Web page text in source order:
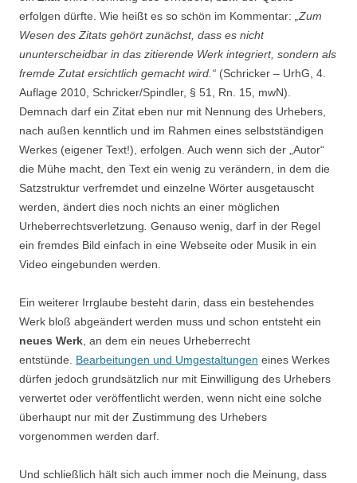
erfolgen dürfte. Wie heißt es so schön im Kommentar: „Zum
Wesen des Zitats gehört zunächst, dass es nicht
ununterscheidbar in das zitierende Werk integriert, sondern als
fremde Zutat ersichtlich gemacht wird.“ (Schricker – UrhG, 4.
Auflage 2010, Schricker/Spindler, § 51, Rn. 15, mwN).
Demnach darf ein Zitat eben nur mit Nennung des Urhebers,
nach außen kenntlich und im Rahmen eines selbstständigen
Werkes (eigener Text!), erfolgen. Auch wenn sich der „Autor“
die Mühe macht, den Text ein wenig zu verändern, in dem die
Satzstruktur verfremdet und einzelne Wörter ausgetauscht
werden, ändert dies noch nichts an einer möglichen
Urheberrechtsverletzung Genauso wenig, darf in der Regel
ein fremdes Bild einfach in eine Webseite oder Musik in ein
Video eingebunden werden.
Ein weiterer Irrglaube besteht darin, dass ein bestehendes
Werk bloß abgeändert werden muss und schon entsteht ein
neues Werk , an dem ein neues Urheberrecht
entstünde. Bearbeitungen und Umgestaltungen eines Werkes
dürfen jedoch grundsätzlich nur mit Einwilligung des Urhebers
verwertet oder veröffentlicht werden, wenn nicht eine solche
überhaupt nur mit der Zustimmung des Urhebers
vorgenommen werden darf.
Und schließlich hält sich auch immer noch die Meinung, dass